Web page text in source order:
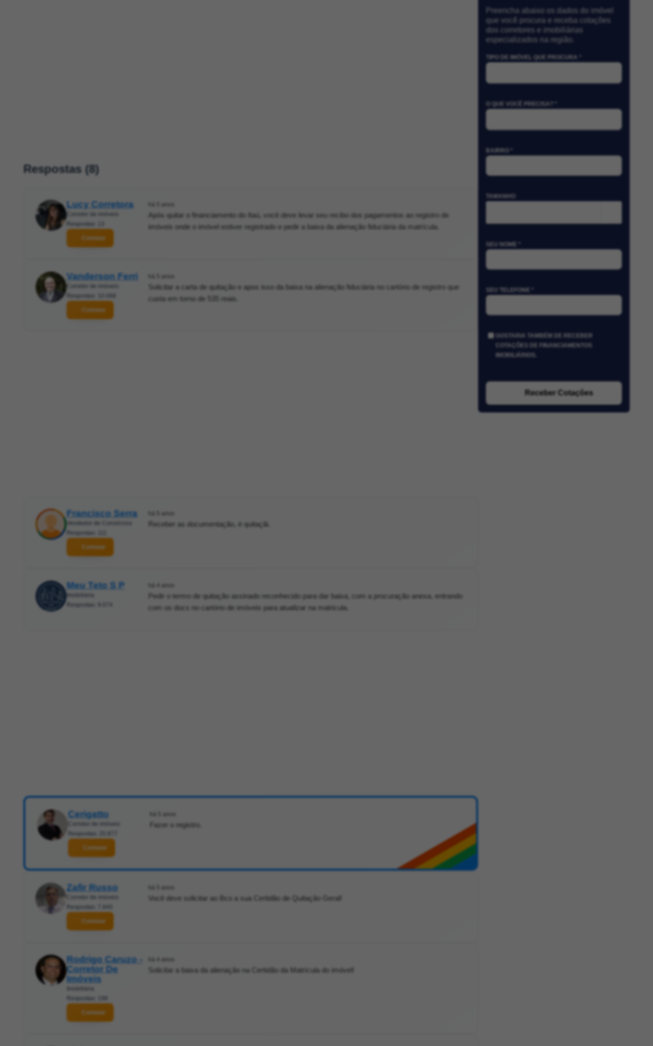
Respostas (8)
Lucy Corretora
Corretor de imóveis
Respostas: 13
Contatar
há 5 anos
Após quitar o financiamento do Itaú, você deve levar seu recibo dos pagamentos ao registro de
imóveis onde o imóvel estiver registrado e pedir a baixa da alienação fiduciária da matrícula.
Vanderson Ferri
Corretor de imóveis
Respostas: 10.068
Contatar
há 5 anos
Solicitar a carta de quitação e apos isso da baixa na alienação fiduciária no cartório de registro que
custa em torno de 535 reais.
Francisco Serra
Vendedor de Consórcios
Respostas: 111
Contatar
há 5 anos
Receber as documentação, é quitaçãi.
Meu Teto S P
Imobiliária
Respostas: 9.074
há 4 anos
Pedir o termo de quitação assinado reconhecido para dar baixa, com a procuração anexa, entrando
com os docs no cartório de imóveis para atualizar na matricula.
Cerigatto
Corretor de imóveis
Respostas: 20.877
Contatar
há 5 anos
Fazer o registro.
Zafir Russo
Corretor de imóveis
Respostas: 7.840
Contatar
há 5 anos
Você deve solicitar ao Bco a sua Certidão de Quitação Geral!
Rodrigo Caruzo -
Corretor De
Imóveis
Imobiliária
Respostas: 198
Contatar
há 4 anos
Solicitar a baixa da alienação na Certidão da Matrícula do imóvel!
Preencha abaixo os dados do imóvel
que você procura e receba cotações
dos corretores e imobiliárias
especializados na região.
TIPO DE IMÓVEL QUE PROCURA *
O QUE VOCÊ PRECISA? *
BAIRRO *
TAMANHO
SEU NOME *
SEU TELEFONE *
GOSTARIA TAMBÉM DE RECEBER
COTAÇÕES DE FINANCIAMENTOS
IMOBILIÁRIOS.
Receber Cotações